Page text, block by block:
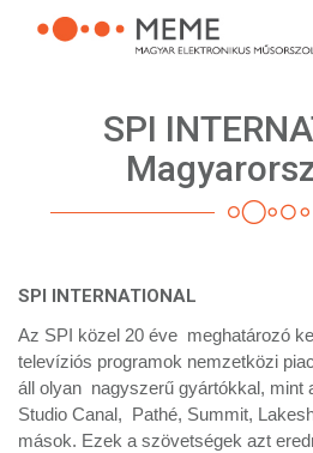
SPI
SPI INTERNATIONAL
Az SPI közel 20 éve meghatározó
televíziós programok nemzetközi
áll olyan nagyszerű gyártókkal, mint
Studio Canal, Pathé, Summit,
mások. Ezek a szövetségek azt